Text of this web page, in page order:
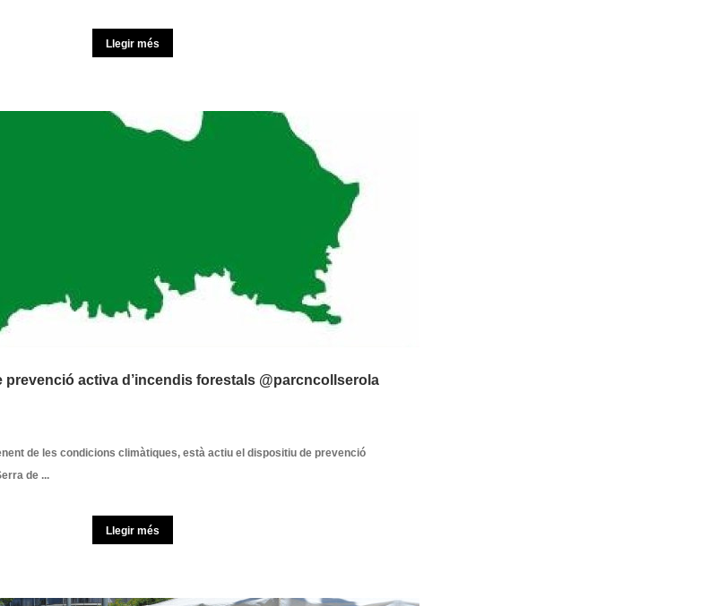
Llegir més
prevenció activa d’incendis forestals @parcncollserola
de les condicions climàtiques, està actiu el dispositiu de prevenció
de ...
Llegir més